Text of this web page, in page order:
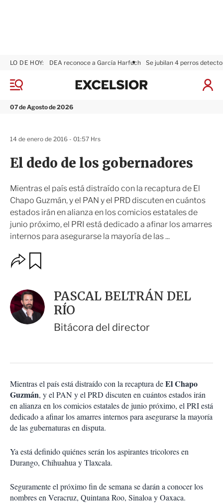
M
n
07 de Agosto de 2026
LO DE HOY: DEA reconoce a García Harfuch Se jubilan 4 perros
I
x
El dedo de los gobernadores
Mientras el país está distraído con la recaptura de El
Chapo Guzmán, y el PAN y el PRD discuten en cuántos
estados irán en alianza en los comicios estatales de
junio próximo, el PRI está dedicado a afinar los amarres
internos para asegurarse la mayoría de las ...
14 de enero de 2016 - 01:57 Hrs
O
p
o
n
e
s
o
p
a
r
t
i
r
a
r
PASCAL BELTRÁN DEL
RÍO
Bitácora del director
Mientras el país está distraído con la recaptura deEl Chapo
Guzmán, y el PAN y el PRD discuten en cuántos estados irán
en alianza en los comicios estatales de junio próximo, el PRI está
dedicado a afinar los amarres internos para asegurarse la mayoría
de las gubernaturas en disputa.
Ya está definido quiénes serán los aspirantes tricolores en
Durango, Chihuahua y Tlaxcala.
Seguramente el próximo fin de semana se darán a conocer los
nombres en Veracruz, Quintana Roo, Sinaloa y Oaxaca.